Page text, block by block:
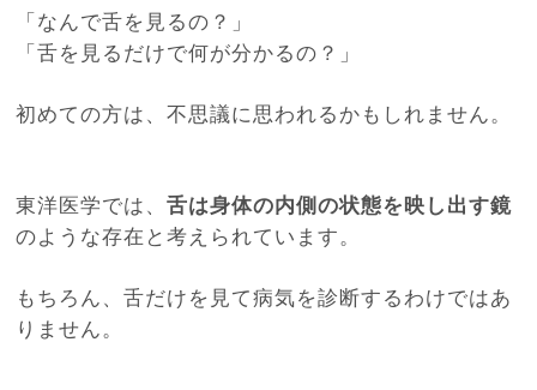
「なんで舌を見るの？」
「舌を見るだけで何が分かるの？」
初めての方は、不思議に思われるかもしれません。
東洋医学では、舌は身体の内側の状態を映し出す鏡
のような存在と考えられています。
もちろん、舌だけを見て病気を診断するわけではあ
りません。